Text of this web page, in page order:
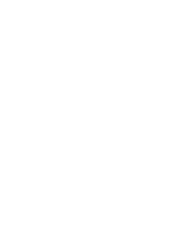
岗是高
储备。